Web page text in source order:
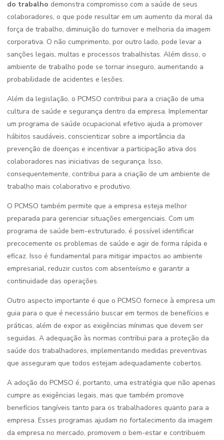
do trabalho demonstra compromisso com a saúde de seus
colaboradores, o que pode resultar em um aumento da moral da
força de trabalho, diminuição do turnover e melhoria da imagem
corporativa. O não cumprimento, por outro lado, pode levar a
sanções legais, multas e processos trabalhistas. Além disso, o
ambiente de trabalho pode se tornar inseguro, aumentando a
probabilidade de acidentes e lesões.
Além da legislação, o PCMSO contribui para a criação de uma
cultura de saúde e segurança dentro da empresa. Implementar
um programa de saúde ocupacional efetivo ajuda a promover
hábitos saudáveis, conscientizar sobre a importância da
prevenção de doenças e incentivar a participação ativa dos
colaboradores nas iniciativas de segurança. Isso,
consequentemente, contribui para a criação de um ambiente de
trabalho mais colaborativo e produtivo.
O PCMSO também permite que a empresa esteja melhor
preparada para gerenciar situações emergenciais. Com um
programa de saúde bem-estruturado, é possível identificar
precocemente os problemas de saúde e agir de forma rápida e
eficaz. Isso é fundamental para mitigar impactos ao ambiente
empresarial, reduzir custos com absenteísmo e garantir a
continuidade das operações.
Outro aspecto importante é que o PCMSO fornece à empresa um
guia para o que é necessário buscar em termos de benefícios e
práticas, além de expor as exigências mínimas que devem ser
seguidas. A adequação às normas contribui para a proteção da
saúde dos trabalhadores, implementando medidas preventivas
que asseguram que todos estejam adequadamente cobertos.
A adoção do PCMSO é, portanto, uma estratégia que não apenas
cumpre as exigências legais, mas que também promove
benefícios tangíveis tanto para os trabalhadores quanto para a
empresa. Esses programas ajudam no fortalecimento da imagem
da empresa no mercado, promovem o bem-estar e contribuem